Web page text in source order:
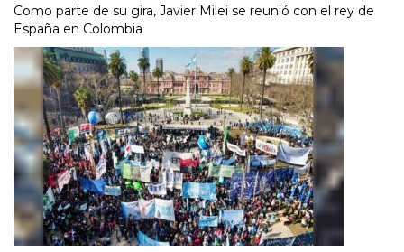
Como parte de su gira, Javier Milei se reunió con el rey de
España en Colombia